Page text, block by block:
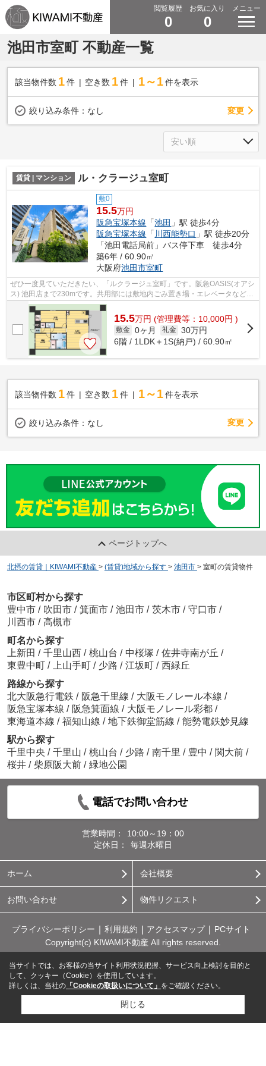
閲覧履歴
0
お気に入り
0
メニュー
池田市室町 不動産一覧
該当物件数 1件 空き数 1 件 1～1 件を表示
絞り込み条件： なし 変更
賃貸 | マンション ル・クラージュ室町
敷0
15.5万円
阪急宝塚本線 「池田 」駅 徒歩4分
阪急宝塚本線 「 川西能勢口 」駅 徒歩20分
「池田電話局前」バス停下車 徒歩4分
築6年 / 60.90㎡
大阪府池田市室町
ぜひ一度見ていただきたい、「ルクラージュ室町」です。阪急OASIS(オアシ
ス) 池田店まで230mです。共用部には敷地内ごみ置き場・エレベータなどが
揃っております。しっかりとした造り...
15.5万円 (管理費等：10,000円 )
敷金 0ヶ月 礼金 30万円
6階 / 1LDK＋1S(納戸) / 60.90㎡
該当物件数 1件 空き数 1 件 1～1 件を表示
絞り込み条件： なし 変更
ページトップへ
北摂の賃貸｜KIWAMI不動産 > (賃貸)地域から探す > 池田市 > 室町の賃貸物件
市区町村から探す
豊中市 / 吹田市 / 箕面市 / 池田市 / 茨木市 / 守口市 /
川西市 / 高槻市
町名から探す
上新田 / 千里山西 / 桃山台 / 中桜塚 / 佐井寺南が丘 /
東豊中町 / 上山手町 / 少路 / 江坂町 / 西緑丘
路線から探す
北大阪急行電鉄 / 阪急千里線 / 大阪モノレール本線 /
阪急宝塚本線 / 阪急箕面線 / 大阪モノレール彩都 /
東海道本線 / 福知山線 / 地下鉄御堂筋線 / 能勢電鉄妙見線
駅から探す
千里中央 / 千里山 / 桃山台 / 少路 / 南千里 / 豊中 / 関大前 /
桜井 / 柴原阪大前 / 緑地公園
電話でお問い合わせ
営業時間：
10:00～19：00
定休日：
毎週水曜日
ホーム 会社概要
お問い合わせ 物件リクエスト
プライバシーポリシー 利用規約 アクセスマップ
PCサイト
Copyright(c) KIWAMI不動産 All rights reserved.
当サイトでは、お客様の当サイト利用状況把握、サービス向上検討を目的と
して、クッキー（Cookie）を使用しています。
詳しくは、当社の 「Cookieの取扱いについて」 をご確認ください。
閉じる